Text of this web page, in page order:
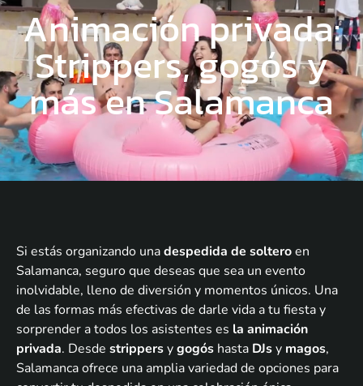
Animación privada:
Strippers, gogós y
más en Salamanca
Si estás organizando unadespedida de solteroen
Salamanca, seguro que deseas que sea un evento
inolvidable, lleno de diversión y momentos únicos. Una
de las formas más efectivas de darle vida a tu fiesta y
sorprender a todos los asistentes es la animación
privada. Desde strippersygogós hasta DJsy magos,
Salamanca ofrece una amplia variedad de opciones para